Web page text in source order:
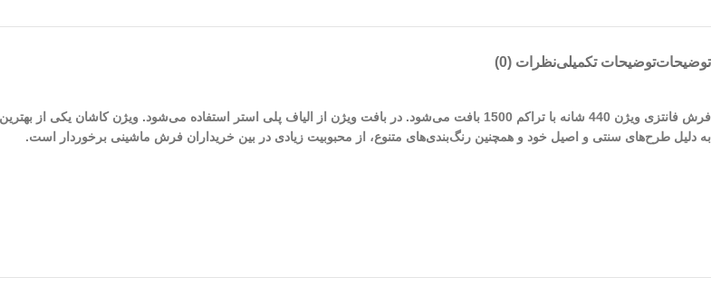
توضیحاتتوضیحات تکمیلینظرات (0)
فرش فانتزی ویژن 440 شانه با تراکم 1500 بافت می‌شود. در بافت ویژن از الیاف پلی استر استفاده می‌شود.
به دلیل طرح‌های سنتی و اصیل خود و همچنین رنگ‌بندی‌های متنوع، از محبوبیت زیادی در بین خریداران فرش ماشینی برخوردار است.